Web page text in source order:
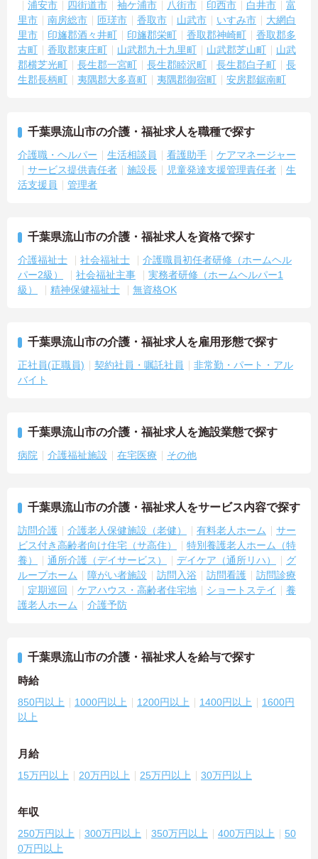
・医療機関との連携がスムーズに取れる環境
・老健内の機能を活用して支援が可能
・多職種と協力しながら業務を進められる
→ チームで支える安心感があります
―――――――――――――――
■ 安定収入で長期勤務をサポート♪
―――――――――――――――
・各種手当や通勤手当あり
・退職金制度（勤続3年以上）あり
→ 将来を見据えて働ける環境です
浦安市 四街道市 袖ケ浦市 八街市 印西市 白井市
富
里市
南房総市 匝瑳市 香取市 山武市 いすみ市
大網白
里市
印旛郡酒々井町 印旛郡栄町 香取郡神崎町
香取郡多
古町
香取郡東庄町 山武郡九十九里町 山武郡芝山町
山武
郡横芝光町
長生郡一宮町 長生郡睦沢町 長生郡白子町
長
生郡長柄町
夷隅郡大多喜町 夷隅郡御宿町 安房郡鋸南町
千葉県流山市の介護・福祉求人を職種で探す
介護職・ヘルパー 生活相談員 看護助手
ケアマネージャー
サービス提供責任者
施設長 児童発達支援管理責任者
生
活支援員
管理者
千葉県流山市の介護・福祉求人を資格で探す
介護福祉士 社会福祉士
介護職員初任者研修（ホームヘル
パー2級）
社会福祉主事
実務者研修（ホームヘルパー1
級）
精神保健福祉士 無資格OK
千葉県流山市の介護・福祉求人を雇用形態で探す
正社員(正職員) 契約社員・嘱託社員
非常勤・パート・アル
バイト
千葉県流山市の介護・福祉求人を施設業態で探す
病院 介護福祉施設 在宅医療 その他
千葉県流山市の介護・福祉求人をサービス内容で探す
訪問介護 介護老人保健施設（老健） 有料老人ホーム
サー
ビス付き高齢者向け住宅（サ高住）
特別養護老人ホーム（特
養）
通所介護（デイサービス） デイケア（通所リハ）
グ
ループホーム
障がい者施設 訪問入浴 訪問看護
訪問診療
定期巡回
ケアハウス・高齢者住宅地 ショートステイ
養
護老人ホーム
介護予防
千葉県流山市の介護・福祉求人を給与で探す
時給
850円以上 1000円以上 1200円以上 1400円以上
1600円
以上
月給
15万円以上 20万円以上 25万円以上 30万円以上
年収
250万円以上 300万円以上 350万円以上 400万円以上
50
0万円以上